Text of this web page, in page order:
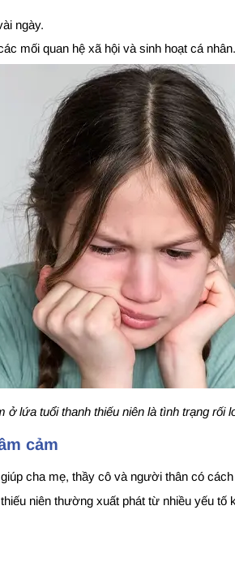
ngày.
mối quan hệ xã hội và sinh hoạt cá nhân.
ở lứa tuổi thanh thiếu niên là tình trạng rối
cảm
cha mẹ, thầy cô và người thân có
niên thường xuất phát từ nhiều yếu